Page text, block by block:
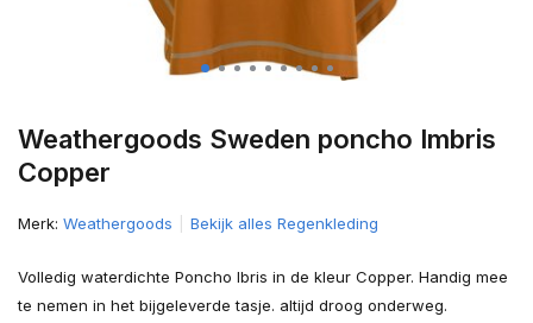
Weathergoods Sweden poncho Imbris
Copper
Merk: Weathergoods Bekijk alles Regenkleding
Volledig waterdichte Poncho Ibris in de kleur Copper. Handig mee
te nemen in het bijgeleverde tasje. altijd droog onderweg.